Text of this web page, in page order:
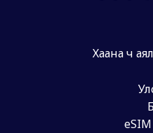
Хаана ч